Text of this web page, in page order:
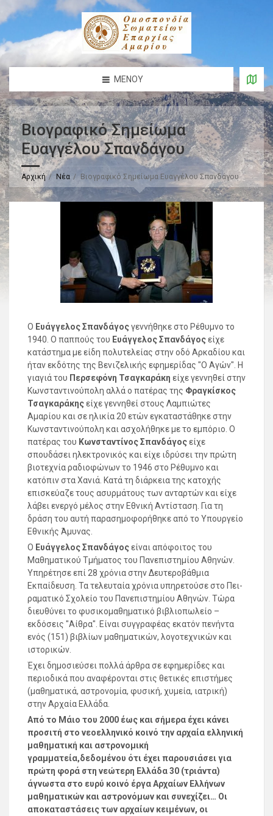
ΜΕΝΟΎ
Βιογραφικό Σημείωμα
Ευαγγέλου Σπανδάγου
Αρχική Νέα Βιογραφικό Σημείωμα Ευαγγέλου Σπανδάγου
Ο Ευάγγελος Σπανδάγοςγεννήθηκε στο Ρέθυμνο το
1940. Ο παππούς του Ευάγγελος Σπανδάγοςείχε
κατάστημα με είδη πολυτελείας στην οδό Αρκαδίου και
ήταν εκδότης της Βενιζελικής εφημερίδας "Ο Αγών". Η
γιαγιά του Περσεφόνη Τσαγκαράκη είχε γεννηθεί στην
Κωνσταντινούπολη αλλά ο πατέρας της Φραγκίσκος
Τσαγκαράκηςείχε γεννηθεί στους Λαμπιώτες
Αμαρίου και σε ηλικία 20 ετών εγκαταστάθηκε στην
Κωνσταντινούπολη και ασχολήθηκε με το εμπόριο. Ο
πατέρας του Κωνσταντίνος Σπανδάγοςείχε
σπουδάσει ηλεκτρονικός και είχε ιδρύσει την πρώτη
βιοτεχνία ραδιοφώνων το 1946 στο Ρέθυμνο και
κατόπιν στα Χανιά. Κατά τη διάρκεια της κατοχής
επισκεύαζε τους ασυρμάτους των ανταρτών και είχε
λάβει ενεργό μέλος στην Εθνική Αντίσταση. Για τη
δράση του αυτή παρασημοφορήθηκε από το Υπουργείο
Εθνικής Άμυνας.
Ο Ευάγγελος Σπανδάγοςείναι απόφοιτος του
Μαθηματικού Τμήματος του Πανεπιστημίου Αθηνών.
Υπηρέτησε επί 28 χρόνια στην Δευτεροβάθμια
Εκπαίδευση. Τα τελευταία χρόνια υπηρετούσε στο Πει­
ραματικό Σχολείο του Πανεπιστη­μίου Αθηνών. Τώρα
διευθύνει το φυσικομαθηματικό βιβλιοπωλείο –
εκδόσεις "Αίθρα". Είναι συγγραφέας εκατόν πενήντα
ενός (151) βιβλίων μαθηματικών, λο­γοτε­χνικών και
ιστορικών.
Έχει δημοσιεύσει πολλά άρθρα σε εφημερίδες και
περιοδικά που α­ναφέ­ρονται στις θετικές επιστήμες
(μα­θη­ματικά, αστρονομία, φυσική, χυ­μεία, ιατρική)
στην Αρχαία Ελλάδα.
Από το Μάιο του 2000 έως και σήμερα έχει κάνει
προσιτή στο νεοελληνικό κοινό την αρχαία ελληνική
μαθηματική και αστρονομική
γραμματεία,δεδομένου ότι έχει παρουσιάσει για
πρώτη φορά στη νεώτερη Ελλάδα 30 (τριάντα)
άγνωστα στο ευρύ κοινό έργα Αρχαίων Ελλήνων
μαθηματικών και αστρονόμων και συνεχίζει… Οι
αποκαταστάσεις των αρχαίων κειμένων, οι